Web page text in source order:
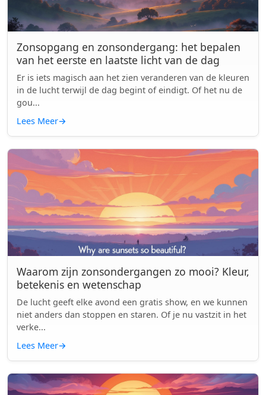
Zonsopgang en zonsondergang: het bepalen
van het eerste en laatste licht van de dag
Er is iets magisch aan het zien veranderen van de kleuren
in de lucht terwijl de dag begint of eindigt. Of het nu de
gou...
Lees Meer→
Waarom zijn zonsondergangen zo mooi? Kleur,
betekenis en wetenschap
De lucht geeft elke avond een gratis show, en we kunnen
niet anders dan stoppen en staren. Of je nu vastzit in het
verke...
Lees Meer→